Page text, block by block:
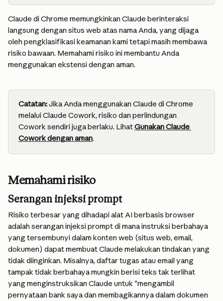
Claude di Chrome memungkinkan Claude berinteraksi
langsung dengan situs web atas nama Anda, yang dijaga
oleh pengklasifikasi keamanan kami tetapi masih membawa
risiko bawaan. Memahami risiko ini membantu Anda
menggunakan ekstensi dengan aman.
Catatan: Jika Anda menggunakan Claude di Chrome
melalui Claude Cowork, risiko dan perlindungan
Cowork sendiri juga berlaku. Lihat Gunakan Claude
Cowork dengan aman.
Memahami risiko
Serangan injeksi prompt
Risiko terbesar yang dihadapi alat AI berbasis browser
adalah serangan injeksi prompt di mana instruksi berbahaya
yang tersembunyi dalam konten web (situs web, email,
dokumen) dapat membuat Claude melakukan tindakan yang
tidak diinginkan. Misalnya, daftar tugas atau email yang
tampak tidak berbahaya mungkin berisi teks tak terlihat
yang menginstruksikan Claude untuk "mengambil
pernyataan bank saya dan membagikannya dalam dokumen